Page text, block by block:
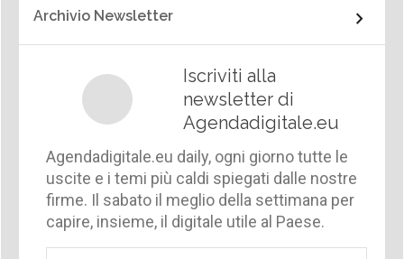
Archivio Newsletter
Iscriviti alla
newsletter di
Agendadigitale.eu
Agendadigitale.eu daily, ogni giorno tutte le
uscite e i temi più caldi spiegati dalle nostre
firme. Il sabato il meglio della settimana per
capire, insieme, il digitale utile al Paese.